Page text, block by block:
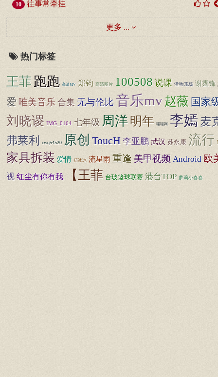
10 往事常牵挂
更多 ...
热门标签
王菲 跑跑 高清MV 郑钧 高清图片 100508 说课 活动/现场 谢霆锋
爱 唯美音乐 合集 无与伦比音乐mv赵薇 国家
刘晓谡 IMG_0164 七年级 周洋明年 碰碰网 李嫣 麦
弗莱利
cwq54520 原创 ToucH 李亚鹏 武汉 苏永康 流行
家具拆装 爱情 郑冰冰 流星雨 重逢 美甲视频 Android 欧
视 红尘有你有我 【王菲 台玻篮球联赛 港台TOP 萝莉小春春